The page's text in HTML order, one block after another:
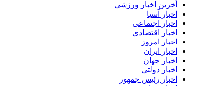
آخرین اخبار ورزشی
اخبار آسیا
اخبار اجتماعی
اخبار اقتصادی
اخبار امروز
اخبار ایران
اخبار جهان
اخبار دولتی
اخبار رئیس جمهور